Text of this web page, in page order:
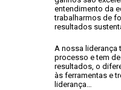
entendimento da
trabalharmos de
resultados
A nossa liderança
processo e tem
resultados, o
às ferramentas e
liderança…